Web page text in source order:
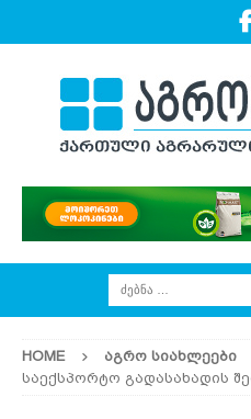
HOME ᲐᲒᲠᲝ ᲡᲘᲐᲮᲚᲔᲔᲑᲘ
საექსპორტო გადასახადის